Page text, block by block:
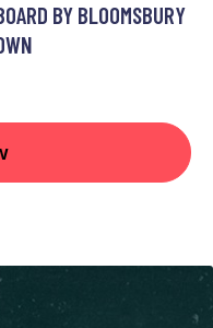
BY BLOOMSBURY